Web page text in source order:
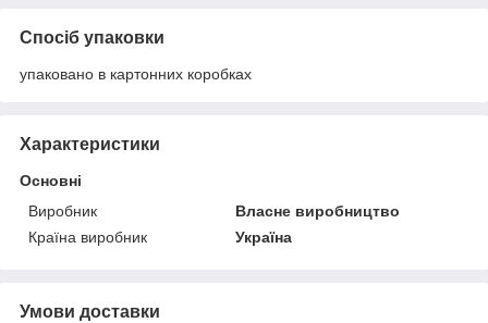
Спосіб упаковки
упаковано в картонних коробках
Характеристики
Основні
Виробник
Власне виробництво
Країна виробник
Україна
Умови доставки